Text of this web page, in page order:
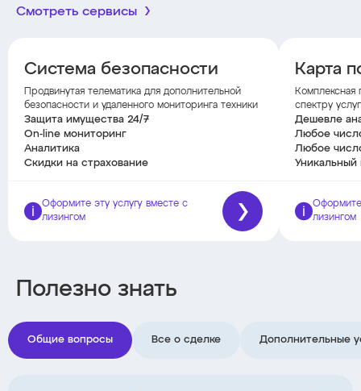
Смотреть сервисы
Система безопасности
Продвинутая телематика для дополнительной
безопасности и удаленного мониторинга техники
Защита имущества 24/7
On-line мониторинг
Аналитика
Скидки на страхование
Оформите эту услугу вместе с
лизингом
Карта
Комплексная
спектру
Дешевле
Любое
Любое
Уникальный
Оформите
лизингом
Полезно знать
Общие вопросы Все о сделке Дополнительные